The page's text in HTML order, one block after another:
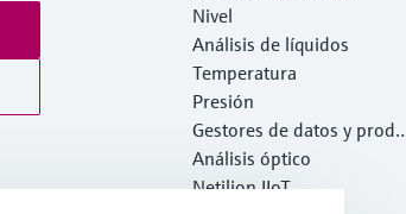
Nivel
Análisis de líquidos
Temperatura
Presión
Gestores de datos y produ
ctos de sistema
Análisis óptico
Netilion IIoT